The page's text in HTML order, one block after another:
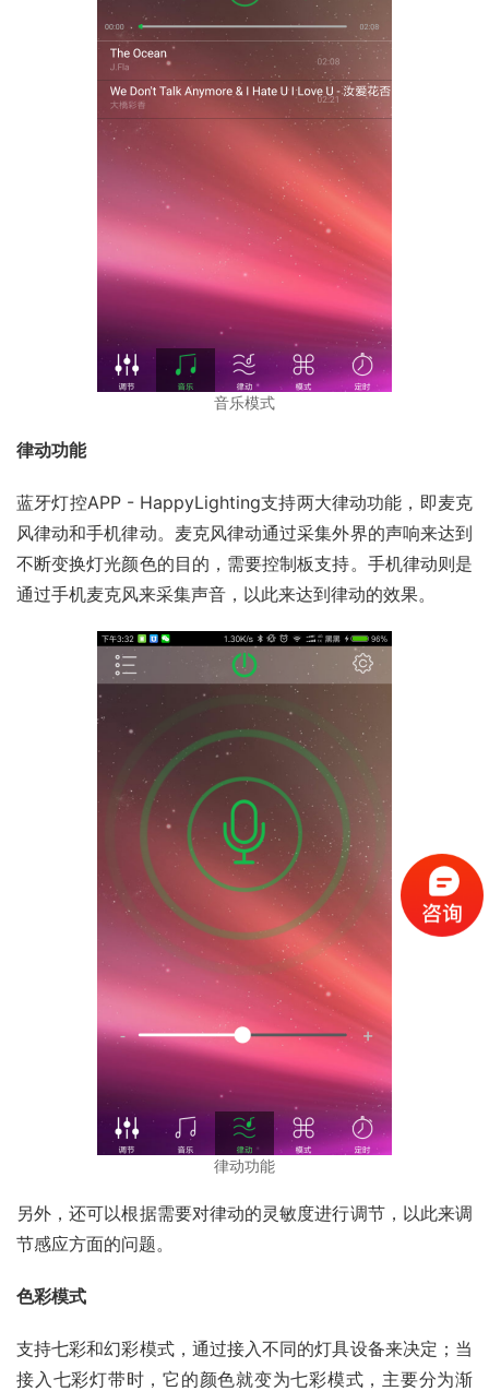
音乐模式
律动功能
蓝牙灯控APP - HappyLighting支持两大律动功能，即麦克
风律动和手机律动。麦克风律动通过采集外界的声响来达到
不断变换灯光颜色的目的，需要控制板支持。手机律动则是
通过手机麦克风来采集声音，以此来达到律动的效果。
律动功能
另外，还可以根据需要对律动的灵敏度进行调节，以此来调
节感应方面的问题。
色彩模式
支持七彩和幻彩模式，通过接入不同的灯具设备来决定；当
接入七彩灯带时，它的颜色就变为七彩模式，主要分为渐